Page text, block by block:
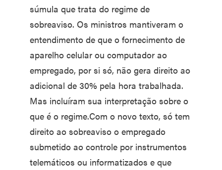
súmula que trata do regime de
sobreaviso. Os ministros mantiveram o
entendimento de que o fornecimento de
aparelho celular ou computador ao
empregado, por si só, não gera direito ao
adicional de 30% pela hora trabalhada.
Mas incluíram sua interpretação sobre o
que é o regime.Com o novo texto, só tem
direito ao sobreaviso o empregado
submetido ao controle por instrumentos
telemáticos ou informatizados e que